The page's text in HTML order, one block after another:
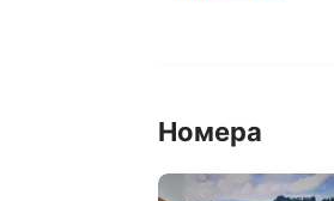
Номера